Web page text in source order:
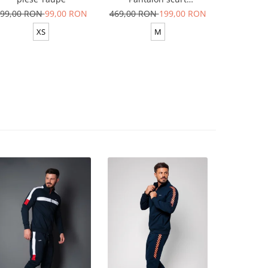
RON99,00 RON
XS
Yellow/White
469,00 RON199,00 RON
M